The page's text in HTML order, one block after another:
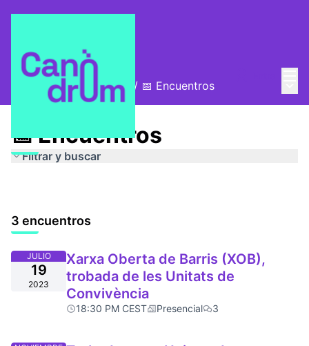
Xarxa Oberta de Barris / 📅 Encuentros
📅 Encuentros
Filtrar y buscar
3 encuentros
JULIO
19
2023
Xarxa Oberta de Barris (XOB),
trobada de les Unitats de
Convivència
18:30 PM CEST Presencial 3